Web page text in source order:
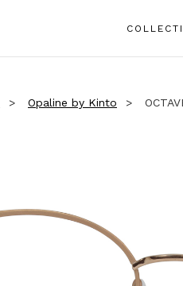
Opaline by Kinto